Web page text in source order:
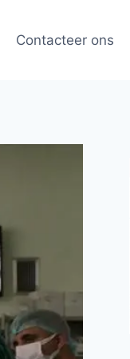
Contacteer ons